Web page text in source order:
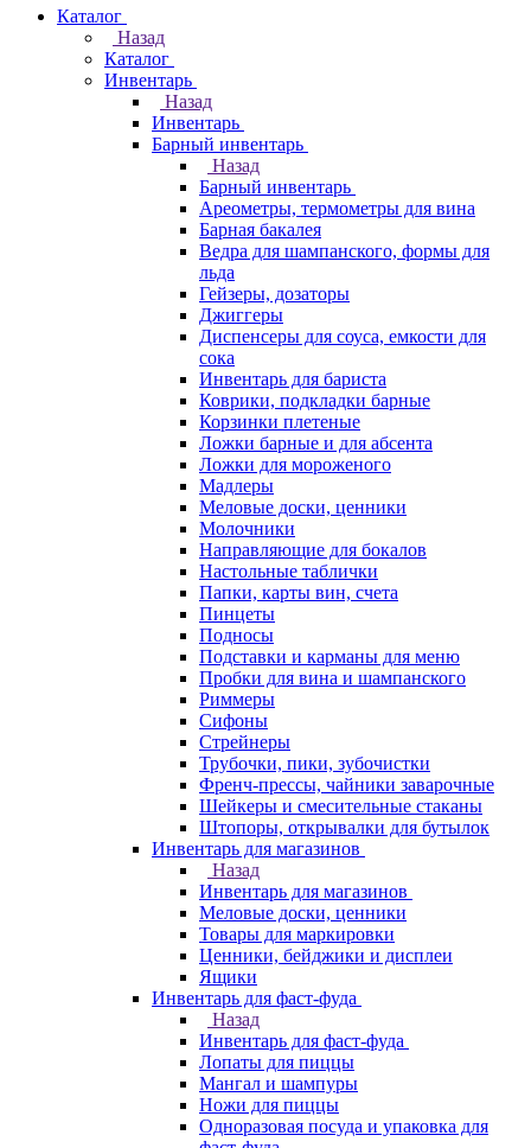
Каталог
Назад
Каталог
Инвентарь
Назад
Инвентарь
Барный инвентарь
Назад
Барный инвентарь
Ареометры, термометры для вина
Барная бакалея
Ведра для шампанского, формы для
льда
Гейзеры, дозаторы
Джиггеры
Диспенсеры для соуса, емкости для
сока
Инвентарь для бариста
Коврики, подкладки барные
Корзинки плетеные
Ложки барные и для абсента
Ложки для мороженого
Мадлеры
Меловые доски, ценники
Молочники
Направляющие для бокалов
Настольные таблички
Папки, карты вин, счета
Пинцеты
Подносы
Подставки и карманы для меню
Пробки для вина и шампанского
Риммеры
Сифоны
Стрейнеры
Трубочки, пики, зубочистки
Френч-прессы, чайники заварочные
Шейкеры и смесительные стаканы
Штопоры, открывалки для бутылок
Инвентарь для магазинов
Назад
Инвентарь для магазинов
Меловые доски, ценники
Товары для маркировки
Ценники, бейджики и дисплеи
Ящики
Инвентарь для фаст-фуда
Назад
Инвентарь для фаст-фуда
Лопаты для пиццы
Мангал и шампуры
Ножи для пиццы
Одноразовая посуда и упаковка для